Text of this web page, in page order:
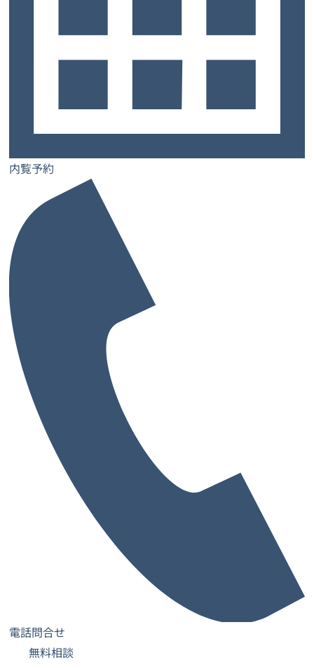
もあります。事業の実態を裏付ける証拠を揃えることで、
融資担当者に安心感を与えられるでしょう。
レンタルオフィス選び
レンタルオフィスを選択する際は、運営会社の信頼性にも
目を向けましょう。
違法な運営が行われていれば利用者である自社まで疑われ
て審査に悪影響が及ぶ可能性があります。
契約前に運営会社の概要や評判を調べ、健全に運営されて
また、法人登記が可能かどうかも重要です。レンタルオフ
ィスによっては住所での法人登記を許可していなかった
り、登記に追加料金が必要になったりする場合もありま
融資申し込みでは法人の登記事項証明書の提出が求められ
登記可能な信頼できるオフィス
すめします。
資金使途と経営方針の明確化
借りた資金を何にどのように使うのか、経営方針と合わせ
て明確に示すことも審査対策の一つです。
例えば設備資金として融資を求めるなら、具体的な機械や
備品の見積書を用意しておき、金額の妥当性を説明できる
内覧予約
電話問合せ
無料相談